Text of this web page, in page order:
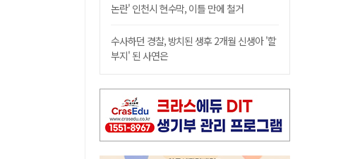
논란' 인천시 현수막, 이틀 만에 철거
수사하던 경찰, 방치된 생후 2개월 신생아 '할
부지' 된 사연은